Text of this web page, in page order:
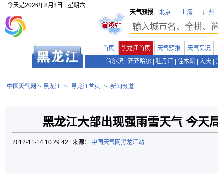
今天是2026年8月8日
星期六
天气预报
北京 上海 广州
首页 黑龙江首页 天气预报 天气实况
哈尔滨
齐齐哈尔 牡丹江 佳木斯 大庆
中国天气网 > 黑龙江 > 黑龙江首页 > 新闻频道
黑龙江大部出现强雨雪天气 今天
2012-11-14 10:29:42 来源： 中国天气网黑龙江站